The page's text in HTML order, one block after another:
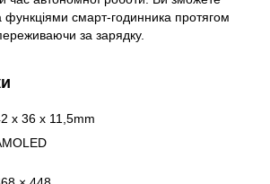
функціями смарт-годинника протягом
за зарядку.
x 36 x 11,5mm